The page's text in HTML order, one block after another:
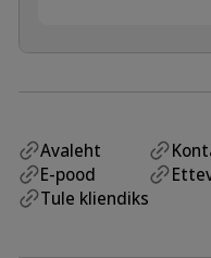
Avaleht
E-pood
Tule kliendiks